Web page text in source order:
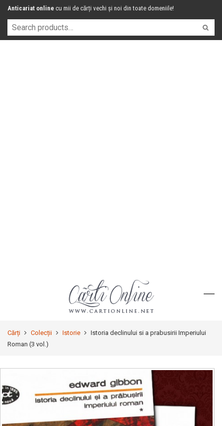
Anticariat online cu mii de cărți vechi și noi din toate domeniile!
Cărți Colecții Istorie
Istoria declinului si a prabusirii Imperiului
Roman (3 vol.)